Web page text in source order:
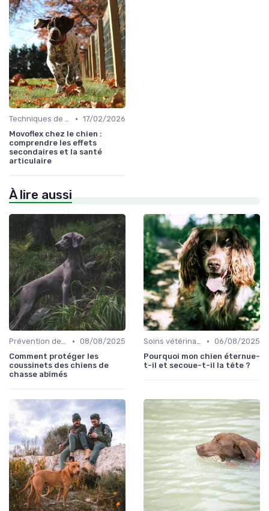
Techniques de base • 17/02/2026
Movoflex chez le chien :
comprendre les effets
secondaires et la santé
articulaire
À lire aussi
Prévention des blessures • 08/08/2025
Comment protéger les
coussinets des chiens de
chasse abîmés
Soins vétérinaires pour chiens de chasse • 06/08/2025
Pourquoi mon chien éternue-
t-il et secoue-t-il la tête ?